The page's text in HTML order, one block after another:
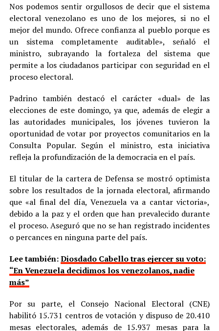
Nos podemos sentir orgullosos de decir que el sistema
electoral venezolano es uno de los mejores, si no el
mejor del mundo. Ofrece confianza al pueblo porque es
un sistema completamente auditable», señaló el
ministro, subrayando la fortaleza del sistema que
permite a los ciudadanos participar con seguridad en el
proceso electoral.
Padrino también destacó el carácter «dual» de las
elecciones de este domingo, ya que, además de elegir a
las autoridades municipales, los jóvenes tuvieron la
oportunidad de votar por proyectos comunitarios en la
Consulta Popular. Según el ministro, esta iniciativa
refleja la profundización de la democracia en el país.
El titular de la cartera de Defensa se mostró optimista
sobre los resultados de la jornada electoral, afirmando
que «al final del día, Venezuela va a cantar victoria»,
debido a la paz y el orden que han prevalecido durante
el proceso. Aseguró que no se han registrado incidentes
o percances en ninguna parte del país.
Lee también:Diosdado Cabello tras ejercer su voto:
“En Venezuela decidimos los venezolanos, nadie
más”
Por su parte, el Consejo Nacional Electoral (CNE)
habilitó 15.731 centros de votación y dispuso de 20.410
mesas electorales, además de 15.937 mesas para la